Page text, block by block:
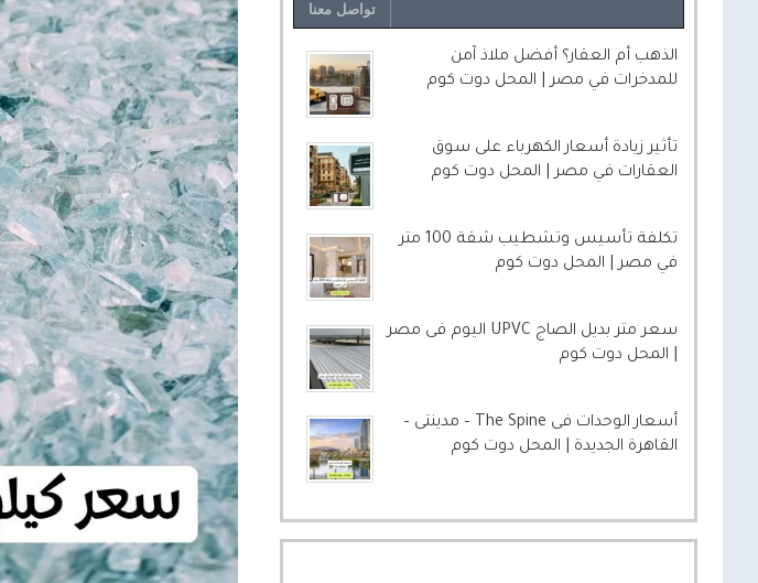
تواصل معنا
الذهب أم العقار؟ أفضل ملاذ آمن
للمدخرات في مصر | المحل دوت كوم
تأثير زيادة أسعار الكهرباء على سوق
العقارات في مصر | المحل دوت كوم
تكلفة تأسيس وتشطيب شقة 100 متر
في مصر | المحل دوت كوم
سعر متر بديل الصاج UPVC اليوم فى مصر
| المحل دوت كوم
أسعار الوحدات فى The Spine – مدينتى –
القاهرة الجديدة | المحل دوت كوم